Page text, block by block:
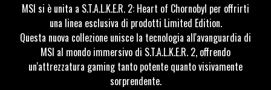
MSI si è unita a S.T.A.L.K.E.R. 2: Heart of Chornobyl per offrirti
una linea esclusiva di prodotti Limited Edition.
Questa nuova collezione unisce la tecnologia all'avanguardia di
MSI al mondo immersivo di S.T.A.L.K.E.R. 2, offrendo
un'attrezzatura gaming tanto potente quanto visivamente
sorprendente.